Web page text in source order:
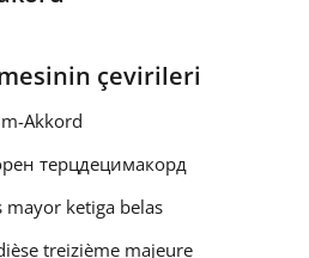
çevirileri
Akkord
терцдецимакорд
mayor ketiga belas
treizième majeure